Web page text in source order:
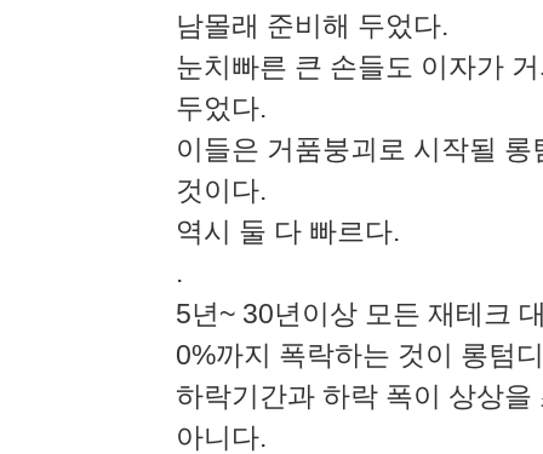
남몰래 준비해 두었다.
눈치빠른 큰 손들도 이자가
두었다.
이들은 거품붕괴로 시작될
것이다.
역시 둘 다 빠르다.
.
5년~ 30년이상 모든 재테크
0%까지 폭락하는 것이 롱텀
하락기간과 하락 폭이 상상
아니다.